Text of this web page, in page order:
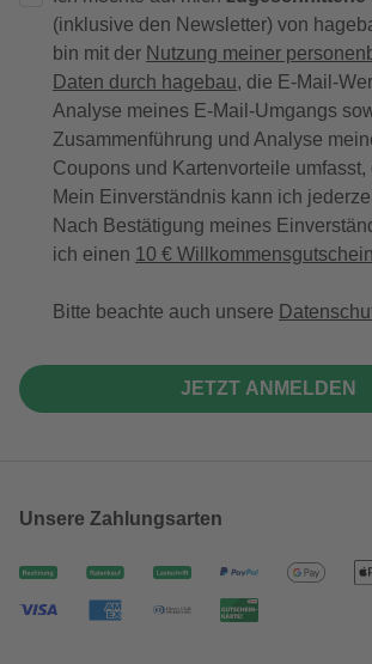
(inklusive den Newsletter) von
bin mit der Nutzung meiner
Daten durch hagebau, die E-Mail-
Analyse meines E-Mail-Umgangs
Zusammenführung und Analyse
Coupons und Kartenvorteile umfasst,
Mein Einverständnis kann ich
Nach Bestätigung meines
ich einen 10 € Willkommensgutschein
Bitte beachte auch unsere
JETZT ANMELDEN
Unsere Zahlungsarten